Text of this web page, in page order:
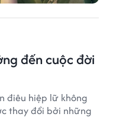
đến cuộc đời
điêu hiệp lữ không
thay đổi bởi những